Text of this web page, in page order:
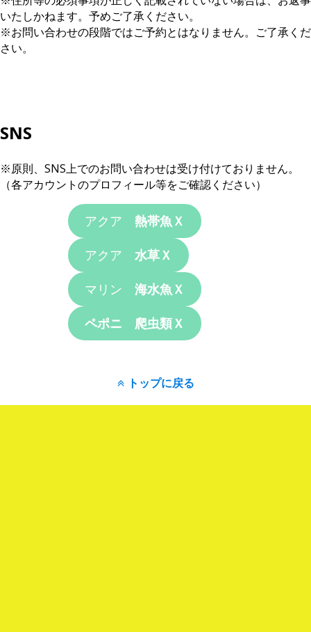
いたしかねます。予めご了承ください。
※お問い合わせの段階ではご予約とはなりません。ご了承くだ
さい。
SNS
※原則、SNS上でのお問い合わせは受け付けておりません。
（各アカウントのプロフィール等をご確認ください）
アクア 熱帯魚Ｘ
アクア 水草Ｘ
マリン 海水魚Ｘ
ペポニ 爬虫類Ｘ
トップに戻る